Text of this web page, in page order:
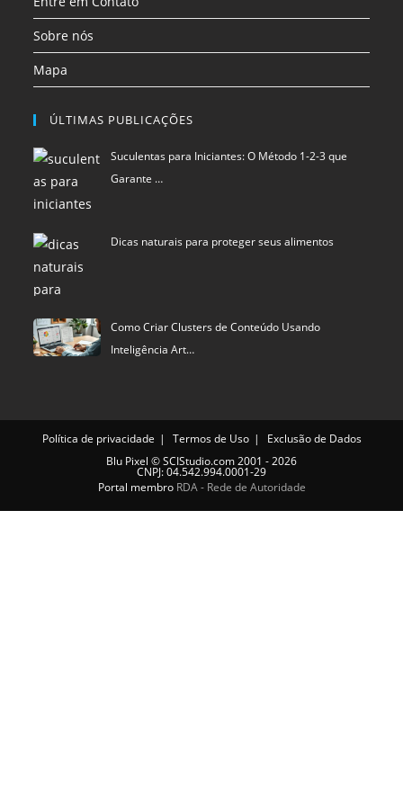
Sobre nós
Mapa
ÚLTIMAS PUBLICAÇÕES
Suculentas para Iniciantes: O Método 1-2-3 que
Garante …
Dicas naturais para proteger seus alimentos
Como Criar Clusters de Conteúdo Usando
Inteligência Art…
Política de privacidade Termos de Uso
Exclusão de Dados
Blu Pixel ©SCIStudio.com2001 - 2026
CNPJ: 04.542.994.0001-29
Portal membro RDA - Rede de Autoridade